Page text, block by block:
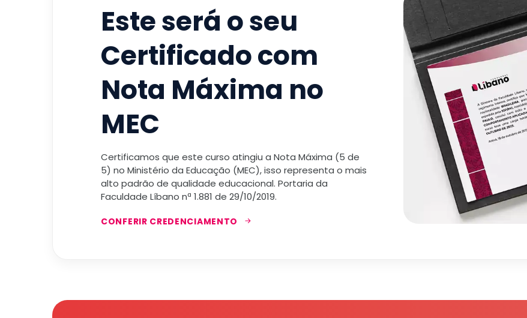
TOTAL:
Este será o seu
Certificado com
Nota Máxima no
MEC
Certificamos que este curso atingiu a Nota Máxima (5 de
5) no Ministério da Educação (MEC), isso representa o mais
alto padrão de qualidade educacional. Portaria da
Faculdade Líbano nª 1.881 de 29/10/2019.
CONFERIR CREDENCIAMENTO